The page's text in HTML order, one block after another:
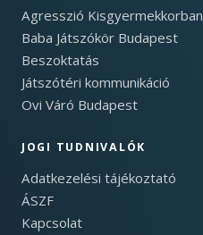
Agresszió Kisgyermekkorban
Baba Játszókör Budapest
Beszoktatás
Játszótéri kommunikáció
Ovi Váró Budapest
JOGI TUDNIVALÓK
Adatkezelési tájékoztató
ÁSZF
Kapcsolat